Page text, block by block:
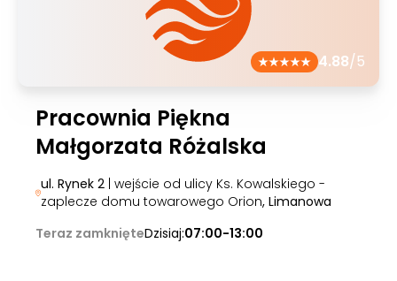
4.88/5
Pracownia Piękna
Małgorzata Różalska
ul. Rynek 2| wejście od ulicy Ks. Kowalskiego -
zaplecze domu towarowego Orion, Limanowa
Teraz zamknięteDzisiaj:07:00-13:00